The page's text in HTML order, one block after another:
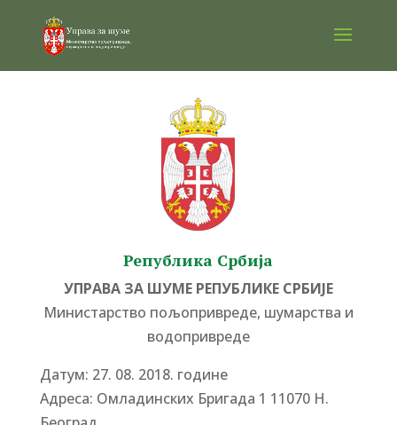
Република Србија
УПРАВА ЗА ШУМЕ РЕПУБЛИКЕ СРБИЈЕ
Министарство пољопривреде, шумарства и
водопривреде
Датум: 27. 08. 2018. године
Адреса: Омладинских Бригада 1 11070 Н.